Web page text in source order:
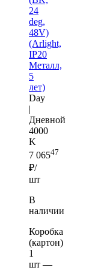
24
deg,
48V)
(Arlight,
IP20
Металл,
5
лет)
Day
|
Дневной
4000
K
7 06547
₽/
шт
В
наличии
Коробка
(картон)
1
шт —